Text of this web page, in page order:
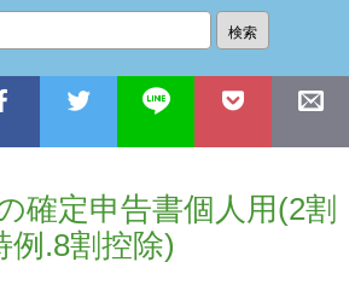
確定申告書個人用(2割
例.8割控除)